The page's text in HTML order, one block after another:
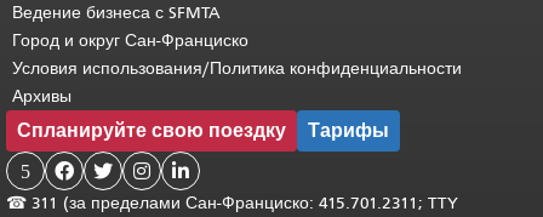
Ведение бизнеса с SFMTA
Город и округ Сан-Франциско
Условия использования/Политика конфиденциальности
Архивы
Спланируйте свою поездку Тарифы
5    
☎ 311 (за пределами Сан-Франциско: 415.701.2311; TTY